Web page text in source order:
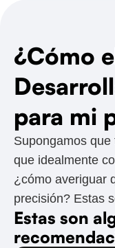
¿Cómo
para mi
Supongamos
que idealmente
¿cómo averiguar
precisión? Estas
Estas son